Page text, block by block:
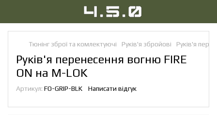
Тюнінг зброї та комлектуючі Руків'я збройові Руків'я
Руків'я перенесення вогню FIRE
ON на M-LOK
Артикул: FO-GRIP-BLK Написати відгук